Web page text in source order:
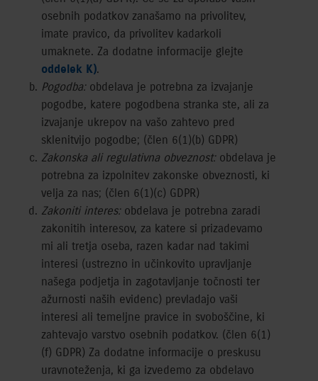
osebnih podatkov zanašamo na privolitev,
imate pravico, da privolitev kadarkoli
umaknete. Za dodatne informacije glejte
oddelek K).
Pogodba:obdelava je potrebna za izvajanje
pogodbe, katere pogodbena stranka ste, ali za
izvajanje ukrepov na vašo zahtevo pred
sklenitvijo pogodbe; (člen 6(1)(b) GDPR)
Zakonska ali regulativna obveznost:obdelava je
potrebna za izpolnitev zakonske obveznosti, ki
velja za nas; (člen 6(1)(c) GDPR)
Zakoniti interes:obdelava je potrebna zaradi
zakonitih interesov, za katere si prizadevamo
mi ali tretja oseba, razen kadar nad takimi
interesi (ustrezno in učinkovito upravljanje
našega podjetja in zagotavljanje točnosti ter
ažurnosti naših evidenc) prevladajo vaši
interesi ali temeljne pravice in svoboščine, ki
zahtevajo varstvo osebnih podatkov. (člen 6(1)
(f) GDPR) Za dodatne informacije o preskusu
uravnoteženja, ki ga izvedemo za obdelavo